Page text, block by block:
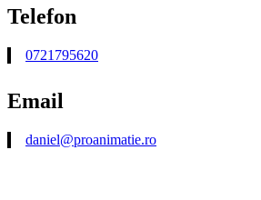
Telefon
0721795620
Email
daniel@proanimatie.ro